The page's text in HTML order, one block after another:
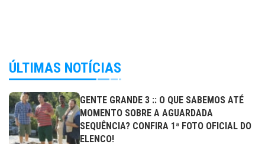
ÚLTIMAS NOTÍCIAS
GENTE GRANDE 3 :: O QUE SABEMOS ATÉ
MOMENTO SOBRE A AGUARDADA
SEQUÊNCIA? CONFIRA 1ª FOTO OFICIAL DO
ELENCO!